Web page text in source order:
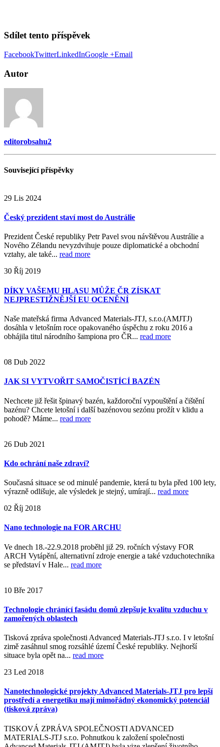
Sdílet tento příspěvek
FacebookTwitterLinkedInGoogle +Email
Autor
editorobsahu2
Souvisejícípříspěvky
29 Lis 2024
Český prezident staví most do Austrálie
Prezident České republiky Petr Pavel svou návštěvou Austrálie a
Nového Zélandu nevyzdvihuje pouze diplomatické a obchodní
vztahy, ale také... read more
30 Říj 2019
DÍKY VAŠEMU HLASU MŮŽE ČR ZÍSKAT
NEJPRESTIŽNĚJŠÍ EU OCENĚNÍ
Naše mateřská firma Advanced Materials-JTJ, s.r.o.(AMJTJ)
dosáhla v letošním roce opakovaného úspěchu z roku 2016 a
obhájila titul národního šampiona pro ČR... read more
08 Dub 2022
JAK SI VYTVOŘIT SAMOČISTÍCÍ BAZÉN
Nechcete již řešit špinavý bazén, každoroční vypouštění a čištění
bazénu? Chcete letošní i další bazénovou sezónu prožít v klidu a
pohodě? Máme... read more
26 Dub 2021
Kdo ochrání naše zdraví?
Současná situace se od minulé pandemie, která tu byla před 100 lety,
výrazně odlišuje, ale výsledek je stejný, umírají... read more
02 Říj 2018
Nano technologie na FOR ARCHU
Ve dnech 18.-22.9.2018 proběhl již 29. ročních výstavy FOR
ARCH Vytápění, alternativní zdroje energie a také vzduchotechnika
se představí v Hale... read more
10 Bře 2017
Technologie chránící fasádu domů zlepšuje kvalitu vzduchu v
zamořených oblastech
Tisková zpráva společnosti Advanced Materials-JTJ s.r.o. I v letošní
zimě zasáhnul smog rozsáhlé území České republiky. Nejhorší
situace byla opět na... read more
23 Led 2018
Nanotechnologické projekty Advanced Materials-JTJ pro lepší
prostředí a energetiku mají mimořádný ekonomický potenciál
(tisková zpráva)
TISKOVÁ ZPRÁVA SPOLEČNOSTI ADVANCED
MATERIALS-JTJ s.r.o. Pohnutkou k založení společnosti